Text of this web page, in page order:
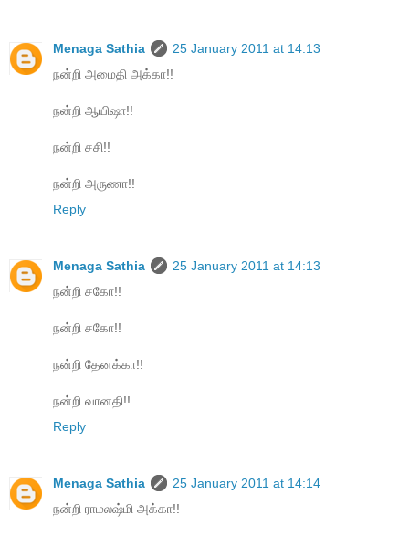
Menaga Sathia
25 January 2011 at 14:13
நன்றி அமைதி அக்கா!!
நன்றி ஆயிஷா!!
நன்றி சசி!!
நன்றி அருணா!!
Reply
Menaga Sathia
25 January 2011 at 14:13
நன்றி சகோ!!
நன்றி சகோ!!
நன்றி தேனக்கா!!
நன்றி வானதி!!
Reply
Menaga Sathia
25 January 2011 at 14:14
நன்றி ராமலஷ்மி அக்கா!!